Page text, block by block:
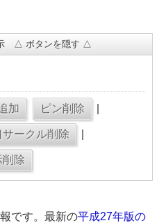
△ ボタンを隠す △
です。最新の平成27年版の